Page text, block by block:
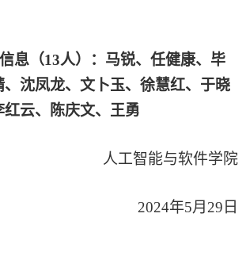
息（13人）：马锐、任健康、毕
、沈凤龙、文卜玉、徐慧红、于晓
云、陈庆文、王勇
人工智能与软件学院
2024年5月29日